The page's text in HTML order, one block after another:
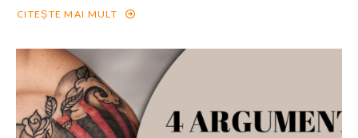
CITEȘTE MAI MULT